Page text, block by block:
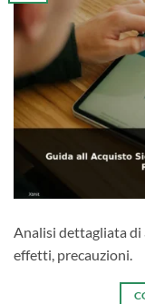
Analisi dettagliata di
effetti, precauzioni.